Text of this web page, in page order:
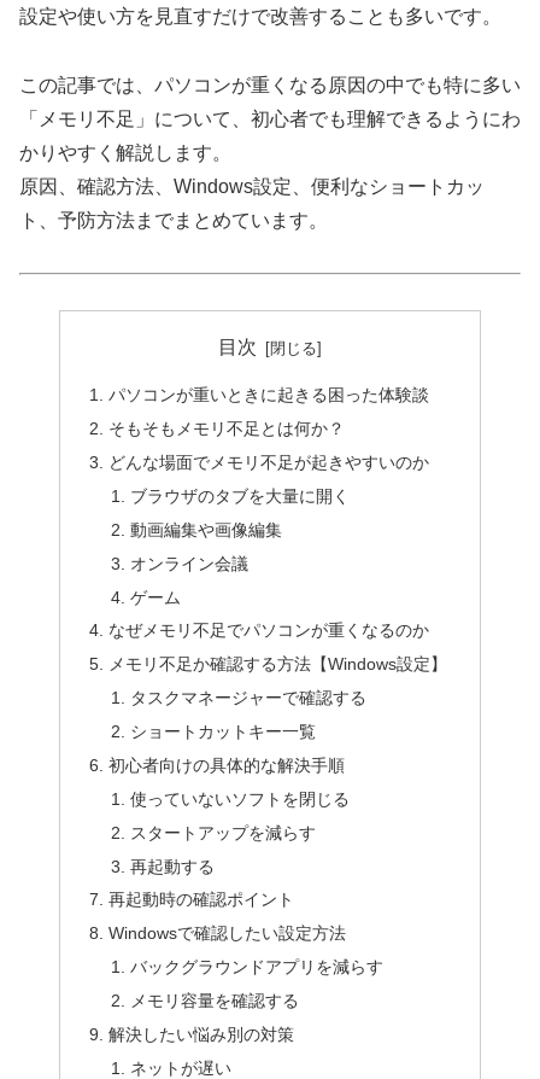
設定や使い方を見直すだけで改善することも多いです。
この記事では、パソコンが重くなる原因の中でも特に多い
「メモリ不足」について、初心者でも理解できるようにわ
かりやすく解説します。
原因、確認方法、Windows設定、便利なショートカッ
ト、予防方法までまとめています。
目次
パソコンが重いときに起きる困った体験談
そもそもメモリ不足とは何か？
どんな場面でメモリ不足が起きやすいのか
ブラウザのタブを大量に開く
動画編集や画像編集
オンライン会議
ゲーム
なぜメモリ不足でパソコンが重くなるのか
メモリ不足か確認する方法【Windows設定】
タスクマネージャーで確認する
ショートカットキー一覧
初心者向けの具体的な解決手順
使っていないソフトを閉じる
スタートアップを減らす
再起動する
再起動時の確認ポイント
Windowsで確認したい設定方法
バックグラウンドアプリを減らす
メモリ容量を確認する
解決したい悩み別の対策
ネットが遅い